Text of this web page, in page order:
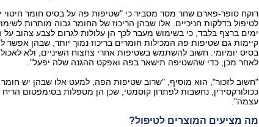
רוקח סופר-פארם שחר מסר מסביר כי "שטיפות פה על בסיס חומר חיטוי
לטיפול בדלקות חניכיים. אלו שבהן הריכוז של החומר גבוה מותרות
ימים ברצף בלבד, כי בשימוש מעבר לכך הן עלולות לגרום לצבע צהוב על
קיימות גם שטיפות פה המכילות חומרים בריכוז נמוך יותר, שבהן
בסיס יומיומי. חשוב להשתמש בשטיפות אחרי צחצוח השיניים, ולא
לאחר מכן, כדי שהשטיפה תישאר בפה ואפקט ההגנה שלה יפעל".
"חשוב לזכור", הוא מוסיף, "שרוב שטיפות הפה, למעט אלו שבהן יש חומר
ככולורקסידין, נחשבות לפתרון קוסמטי, שכן הן מטפלות בסימפטום הריח
עצמה".
מה מציעים המוצרים לטיפול?